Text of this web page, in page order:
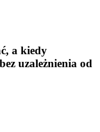
a kiedy
uzależnienia od